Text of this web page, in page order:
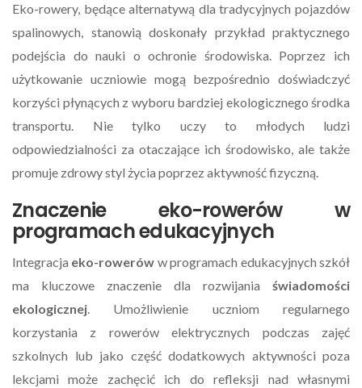
Eko-rowery, będące alternatywą dla tradycyjnych pojazdów
spalinowych, stanowią doskonały przykład praktycznego
podejścia do nauki o ochronie środowiska. Poprzez ich
użytkowanie uczniowie mogą bezpośrednio doświadczyć
korzyści płynących z wyboru bardziej ekologicznego środka
transportu. Nie tylko uczy to młodych ludzi
odpowiedzialności za otaczające ich środowisko, ale także
promuje zdrowy styl życia poprzez aktywność fizyczną.
Znaczenie eko-rowerów w
programach edukacyjnych
Integracja eko-rowerów w programach edukacyjnych szkół
ma kluczowe znaczenie dla rozwijania świadomości
ekologicznej. Umożliwienie uczniom regularnego
korzystania z rowerów elektrycznych podczas zajęć
szkolnych lub jako część dodatkowych aktywności poza
lekcjami może zachęcić ich do refleksji nad własnymi